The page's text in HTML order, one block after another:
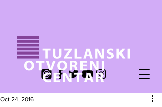
Oct 24, 2016